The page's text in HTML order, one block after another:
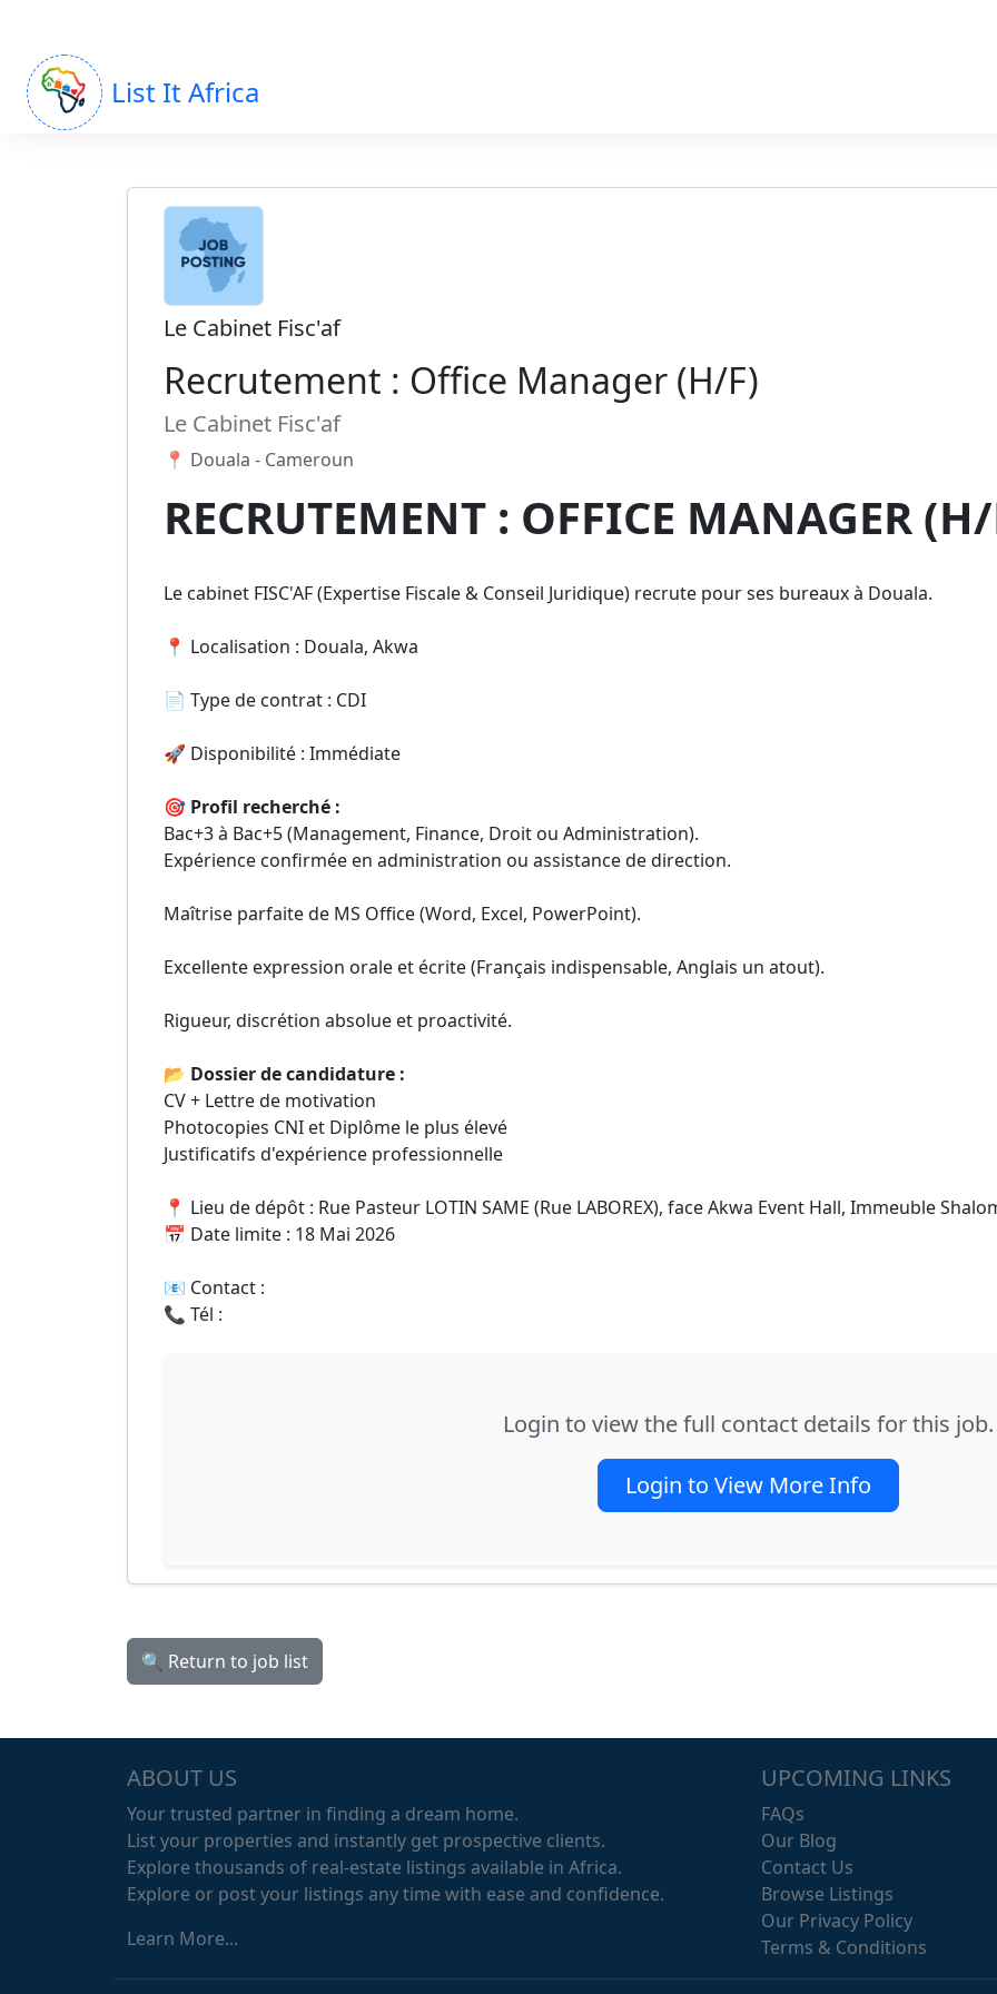
List It Africa
Le Cabinet Fisc'af
Recrutement : Office Manager (H/F)
Le Cabinet Fisc'af
📍 Douala - Cameroun
RECRUTEMENT : OFFICE MANAGER
Le cabinet FISC'AF (Expertise Fiscale & Conseil Juridique) recrute pour ses bureaux à Douala.
📍 Localisation : Douala, Akwa
📄 Type de contrat : CDI
🚀 Disponibilité : Immédiate
🎯 Profil recherché :
Bac+3 à Bac+5 (Management, Finance, Droit ou Administration).
Expérience confirmée en administration ou assistance de direction.
Maîtrise parfaite de MS Office (Word, Excel, PowerPoint).
Excellente expression orale et écrite (Français indispensable, Anglais un atout).
Rigueur, discrétion absolue et proactivité.
📂 Dossier de candidature :
CV + Lettre de motivation
Photocopies CNI et Diplôme le plus élevé
Justificatifs d'expérience professionnelle
📍 Lieu de dépôt : Rue Pasteur LOTIN SAME (Rue LABOREX), face Akwa Event Hall, Immeuble
📅 Date limite : 18 Mai 2026
📧 Contact :
📞 Tél :
Login to view the full contact details for this job.
Login to View More Info
🔍 Return to job list
ABOUT US
Your trusted partner in finding a dream home.
List your properties and instantly get prospective clients.
Explore thousands of real-estate listings available in Africa.
Explore or post your listings any time with ease and confidence.
Learn More...
UPCOMING LINKS
FAQs
Our Blog
Contact Us
Browse Listings
Our Privacy Policy
Terms & Conditions